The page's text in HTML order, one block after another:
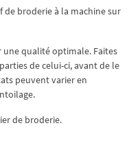
broderie à la machine sur
qualité optimale. Faites
de celui-ci, avant de le
peuvent varier en
de broderie.